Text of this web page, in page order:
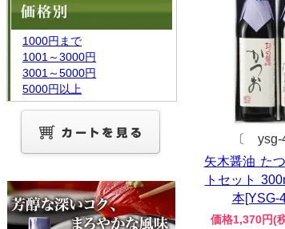
〔
矢木醤油 た
トセット
本[YSG-
価格1,370円(
1000円まで
1001～3000円
3001～5000円
5000円以上